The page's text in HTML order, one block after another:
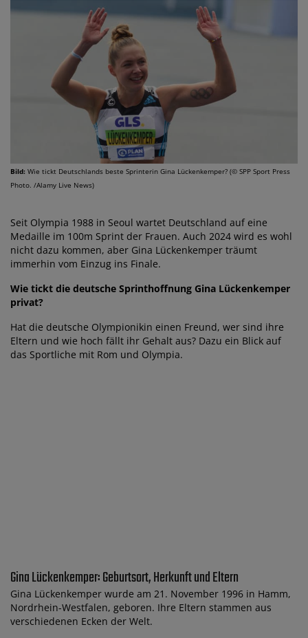
Bild: Wie tickt Deutschlands beste Sprinterin Gina Lückenkemper? (© SPP Sport Press
Photo. /Alamy Live News)
Seit Olympia 1988 in Seoul wartet Deutschland auf eine
Medaille im 100m Sprint der Frauen. Auch 2024 wird es wohl
nicht dazu kommen, aber Gina Lückenkemper träumt
immerhin vom Einzug ins Finale.
Wie tickt die deutsche Sprinthoffnung Gina Lückenkemper
privat?
Hat die deutsche Olympionikin einen Freund, wer sind ihre
Eltern und wie hoch fällt ihr Gehalt aus? Dazu ein Blick auf
das Sportliche mit Rom und Olympia.
Gina Lückenkemper: Geburtsort, Herkunft und Eltern
Gina Lückenkemper wurde am 21. November 1996 in Hamm,
Nordrhein-Westfalen, geboren. Ihre Eltern stammen aus
verschiedenen Ecken der Welt.